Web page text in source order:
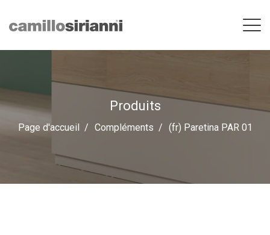
Produits
Page d'accueil Compléments (fr) Paretina PAR 01